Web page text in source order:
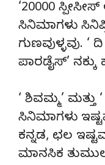
‘20000
ಸಿನಿಮಾಗಳು
ಗುಣವುಳ್ಳವು.
ಪಾರಡೈಸ್’
‘ ಶಿವಮ್ಮ’ ಮತ್ತು
ಸಿನಿಮಾಗಳು
ಕನ್ನಡ, ಛಲ
ಮಾನಸಿಕ‌